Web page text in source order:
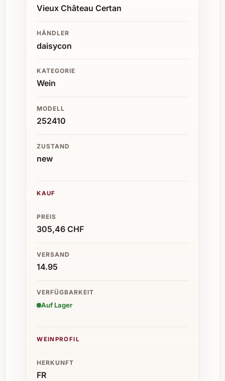
Vieux Château Certan
HÄNDLER
daisycon
KATEGORIE
Wein
MODELL
252410
ZUSTAND
new
KAUF
PREIS
305,46 CHF
VERSAND
14.95
VERFÜGBARKEIT
Auf Lager
WEINPROFIL
HERKUNFT
FR